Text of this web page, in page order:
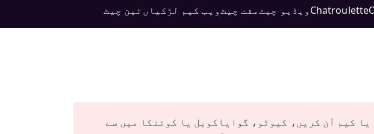
Chatrouletteویڈیو چیٹمفت چیٹویب کیم لڑکیاں ٹین چیٹ
کیم آن کریں، کیوٹو، گوایاکویل یا کوئنکا میں سے